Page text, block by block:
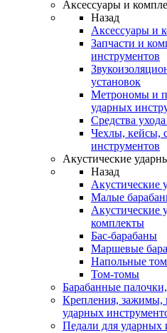
Аксессуары и
Назад
Аксессуары и
Запчасти и
инструментов
установок
Метрономы и
ударных
Средства
Чехлы, кейсы,
инструментов
Акустические
Назад
Акустические
Mалые
Акустические
комплекты
Бас-барабаны
Маршевые
Напольные
Том-томы
Барабанные
Крепления, зажимы,
ударных
Педали для ударных